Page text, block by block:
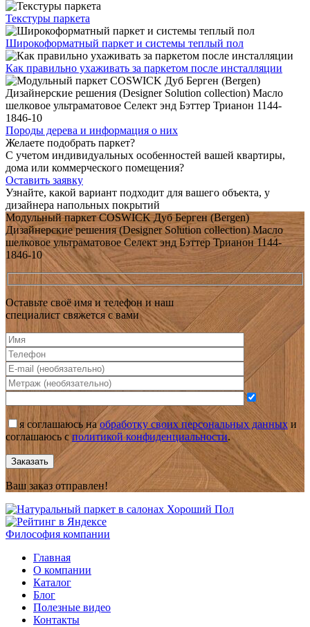
Текстуры паркета
Широкоформатный паркет и системы теплый пол
Как правильно ухаживать за паркетом после инсталляции
Породы дерева и информация о них
Желаете подобрать паркет?
С учетом индивидуальных особенностей вашей квартиры,
дома или коммерческого помещения?
Оставить заявку
Узнайте, какой вариант подходит для вашего объекта, у
дизайнера напольных покрытий
Модульный паркет COSWICK Дуб Берген (Bergen)
Дизайнерские решения (Designer Solution collection) Масло
шелковое ультраматовое Селект энд Бэттер Трианон 1144-
1846-10
Оставьте своё имя и телефон и наш
специалист свяжется с вами
я соглашаюсь наобработку своих персональных данных и
соглашаюсь сполитикой конфиденциальности.
Заказать
Ваш заказ отправлен!
Философия компании
Главная
О компании
Каталог
Блог
Полезные видео
Контакты